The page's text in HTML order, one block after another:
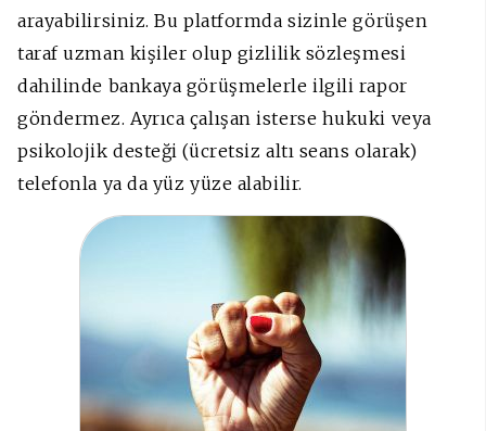
arayabilirsiniz. Bu platformda sizinle görüşen
taraf uzman kişiler olup gizlilik sözleşmesi
dahilinde bankaya görüşmelerle ilgili rapor
göndermez. Ayrıca çalışan isterse hukuki veya
psikolojik desteği (ücretsiz altı seans olarak)
telefonla ya da yüz yüze alabilir.